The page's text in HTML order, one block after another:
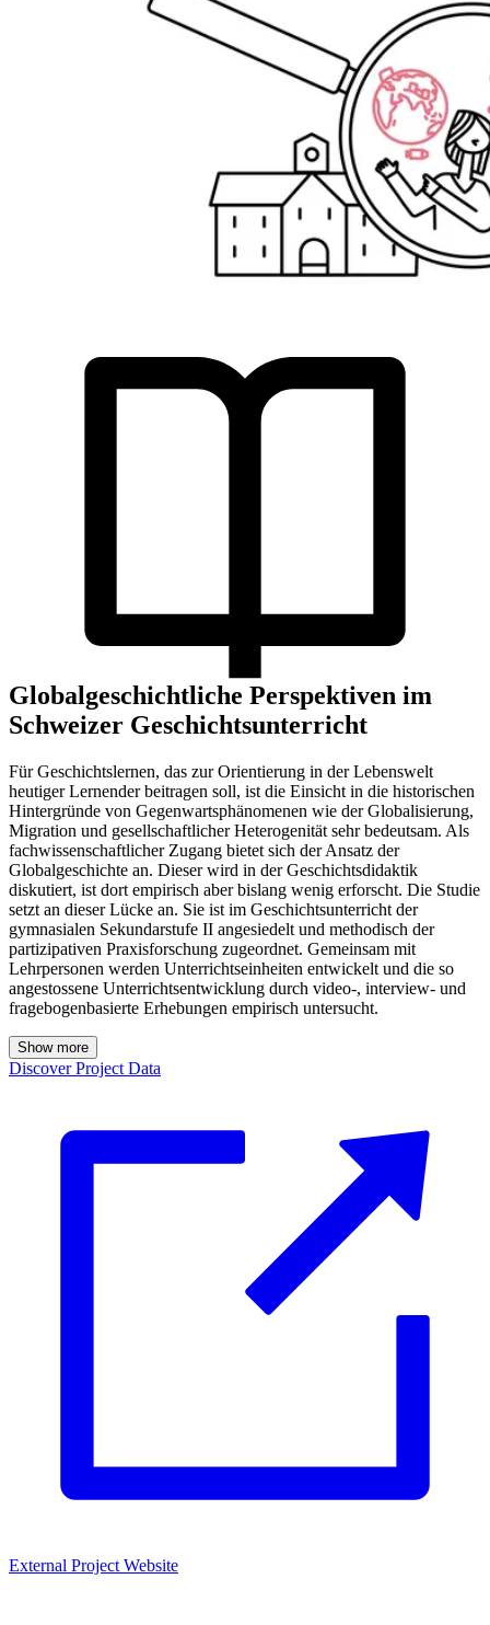
Globalgeschichtliche Perspektiven im
Schweizer Geschichtsunterricht
Für Geschichtslernen, das zur Orientierung in der Lebenswelt
heutiger Lernender beitragen soll, ist die Einsicht in die historischen
Hintergründe von Gegenwartsphänomenen wie der Globalisierung,
Migration und gesellschaftlicher Heterogenität sehr bedeutsam. Als
fachwissenschaftlicher Zugang bietet sich der Ansatz der
Globalgeschichte an. Dieser wird in der Geschichtsdidaktik
diskutiert, ist dort empirisch aber bislang wenig erforscht. Die Studie
setzt an dieser Lücke an. Sie ist im Geschichtsunterricht der
gymnasialen Sekundarstufe II angesiedelt und methodisch der
partizipativen Praxisforschung zugeordnet. Gemeinsam mit
Lehrpersonen werden Unterrichtseinheiten entwickelt und die so
angestossene Unterrichtsentwicklung durch video-, interview- und
fragebogenbasierte Erhebungen empirisch untersucht.
Show more
Discover Project Data
External Project Website